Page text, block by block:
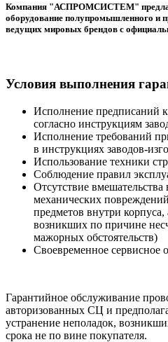
Компания "АСПРОМСИСТЕМ"
оборудование полупромышленного и
ведущих мировых брендов с
Условия выполнения
Исполнение предписаний
согласно инструкциям
Исполнение требований
в инструкциях заводов-
Использование техники
Соблюдение правил
Отсутствие
механических
предметов внутри корпуса,
возникших по причине
мажорных обстоятельств)
Своевременное сервисное
Гарантийное обслуживание
авторизованных СЦ и
устранение неполадок,
срока не по вине покупателя.